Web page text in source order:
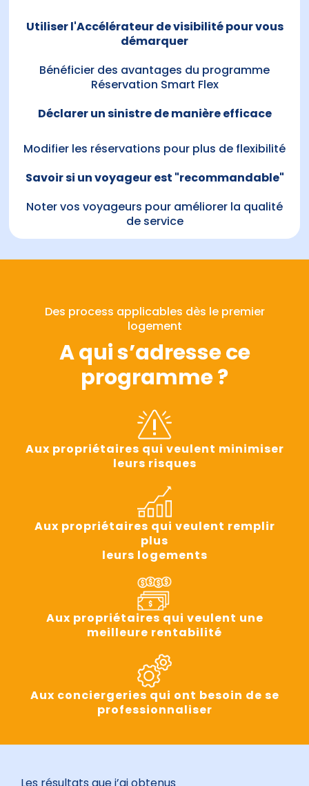
Utiliser l'Accélérateur de visibilité pour vous
démarquer
Bénéficier des avantages du programme
Réservation Smart Flex
Déclarer un sinistre de manière efficace
Modifier les réservations pour plus de flexibilité
Savoir si un voyageur est "recommandable"
Noter vos voyageurs pour améliorer la qualité
de service
Des process applicables dès le premier
logement
A qui s’adresse ce
programme ?
Aux propriétaires qui veulent minimiser
leurs risques
Aux propriétaires qui veulent remplir
plus
leurs logements
Aux propriétaires qui veulent une
meilleure rentabilité
Aux conciergeries qui ont besoin de se
professionnaliser
Les résultats que j’ai obtenus